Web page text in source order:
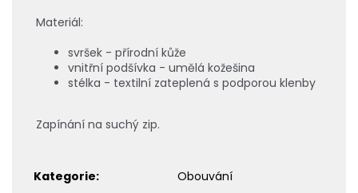
Materiál:
svršek - přírodní kůže
vnitřní podšívka - umělá kožešina
stélka - textilní zateplená s podporou klenby
Zapínání na suchý zip.
Kategorie:
Obouvání